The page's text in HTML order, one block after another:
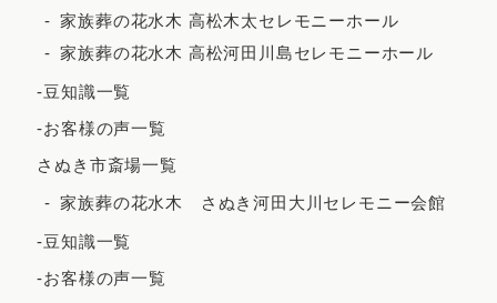
家族葬の花水木 高松木太セレモニーホール
家族葬の花水木 高松河田川島セレモニーホール
-豆知識一覧
-お客様の声一覧
さぬき市斎場一覧
家族葬の花水木 さぬき河田大川セレモニー会館
-豆知識一覧
-お客様の声一覧